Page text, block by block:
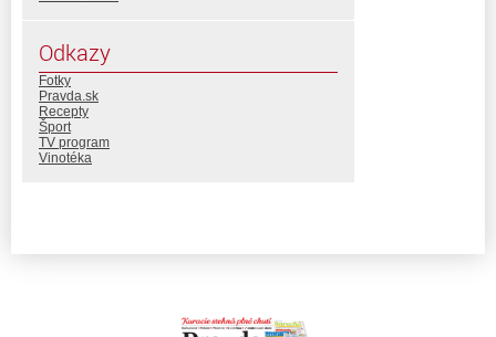
Odkazy
Fotky
Pravda.sk
Recepty
Šport
TV program
Vinotéka